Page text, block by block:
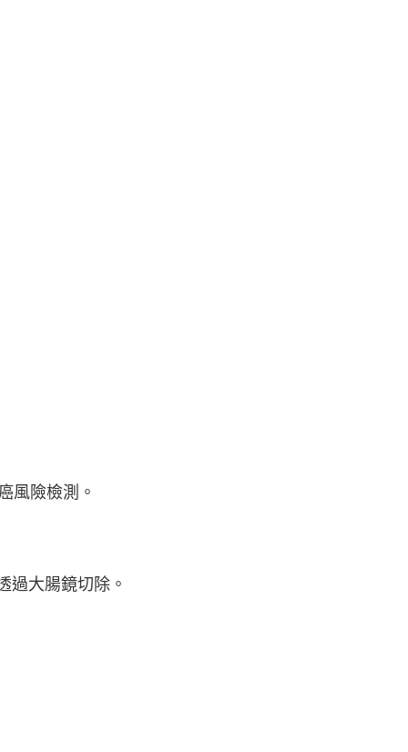
風險檢測。
過大腸鏡切除。